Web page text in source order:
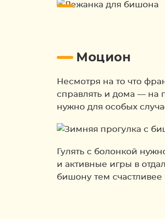
Моцион
Несмотря на то что
справлять и дома — на
нужно для особых
Гулять с болонкой
и активные игры в
бишону тем